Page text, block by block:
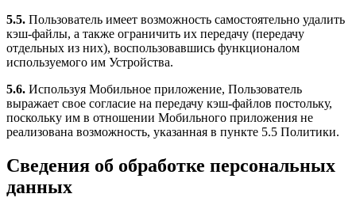
5.5. Пользователь имеет возможность самостоятельно удалить
кэш-файлы, а также ограничить их передачу (передачу
отдельных из них), воспользовавшись функционалом
используемого им Устройства.
5.6. Используя Мобильное приложение, Пользователь
выражает свое согласие на передачу кэш-файлов постольку,
поскольку им в отношении Мобильного приложения не
реализована возможность, указанная в пункте 5.5 Политики.
Сведения об обработке персональных
данных